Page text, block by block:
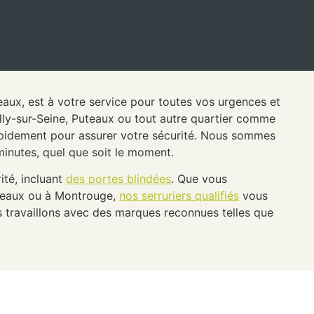
est à votre service pour toutes vos urgences et
sur-Seine, Puteaux ou tout autre quartier comme
pour assurer votre sécurité. Nous sommes
quel que soit le moment.
incluantdes portes blindées. Que vous
ou à Montrouge, nos serruriers qualifiés vous
avec des marques reconnues telles que